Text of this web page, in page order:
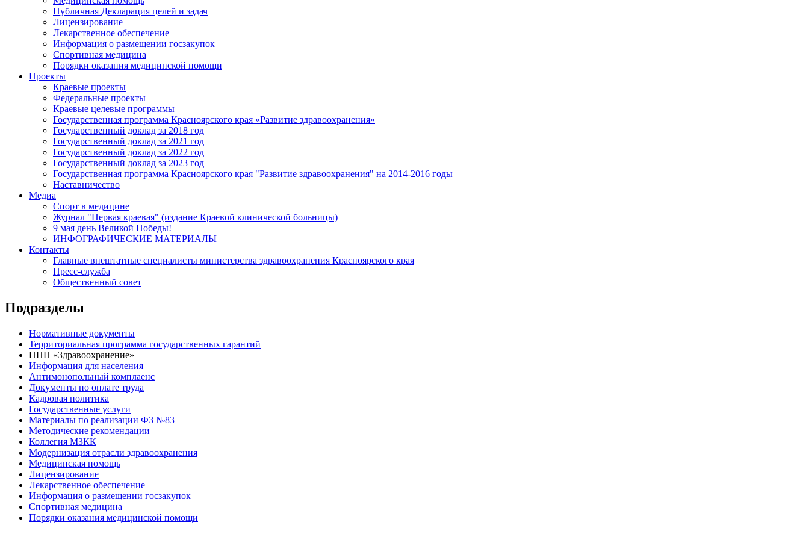
Публичная Декларация целей и задач
Лицензирование
Лекарственное обеспечение
Информация о размещении госзакупок
Спортивная медицина
Порядки оказания медицинской помощи
Проекты
Краевые проекты
Федеральные проекты
Краевые целевые программы
Государственная программа Красноярского края «Развитие здравоохранения»
Государственный доклад за 2018 год
Государственный доклад за 2021 год
Государственный доклад за 2022 год
Государственный доклад за 2023 год
Государственная программа Красноярского края "Развитие здравоохранения" на 2014-2016 годы
Наставничество
Медиа
Спорт в медицине
Журнал "Первая краевая" (издание Краевой клинической больницы)
9 мая день Великой Победы!
ИНФОГРАФИЧЕСКИЕ МАТЕРИАЛЫ
Контакты
Главные внештатные специалисты министерства здравоохранения Красноярского края
Пресс-служба
Общественный совет
Подразделы
Нормативные документы
Территориальная программа государственных гарантий
ПНП «Здравоохранение»
Информация для населения
Антимонопольный комплаенс
Документы по оплате труда
Кадровая политика
Государственные услуги
Материалы по реализации ФЗ №83
Методические рекомендации
Коллегия МЗКК
Модернизация отрасли здравоохранения
Медицинская помощь
Лицензирование
Лекарственное обеспечение
Информация о размещении госзакупок
Спортивная медицина
Порядки оказания медицинской помощи